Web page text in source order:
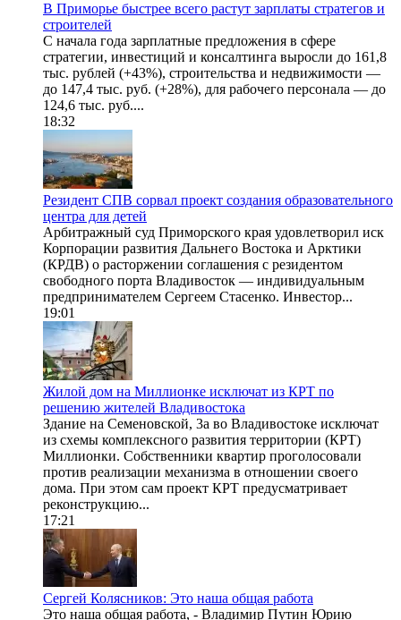
В Приморье быстрее всего растут зарплаты стратегов и
строителей
С начала года зарплатные предложения в сфере
стратегии, инвестиций и консалтинга выросли до 161,8
тыс. рублей (+43%), строительства и недвижимости —
до 147,4 тыс. руб. (+28%), для рабочего персонала — до
124,6 тыс. руб....
18:32
Резидент СПВ сорвал проект создания образовательного
центра для детей
Арбитражный суд Приморского края удовлетворил иск
Корпорации развития Дальнего Востока и Арктики
(КРДВ) о расторжении соглашения с резидентом
свободного порта Владивосток — индивидуальным
предпринимателем Сергеем Стасенко. Инвестор...
19:01
Жилой дом на Миллионке исключат из КРТ по
решению жителей Владивостока
Здание на Семеновской, 3а во Владивостоке исключат
из схемы комплексного развития территории (КРТ)
Миллионки. Собственники квартир проголосовали
против реализации механизма в отношении своего
дома. При этом сам проект КРТ предусматривает
реконструкцию...
17:21
Сергей Колясников: Это наша общая работа
Это наша общая работа, - Владимир Путин Юрию